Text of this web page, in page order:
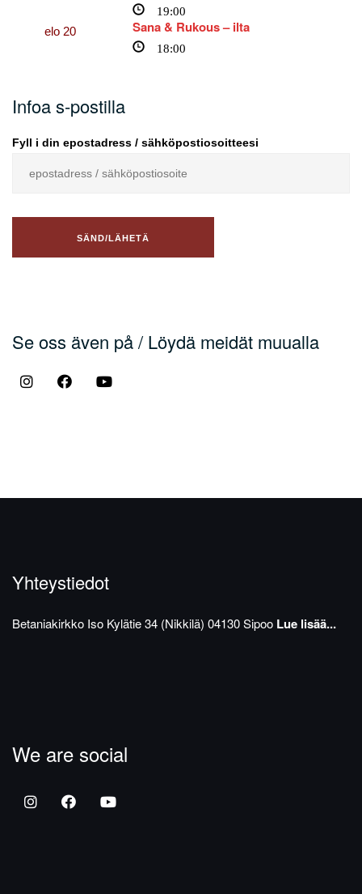
19:00
elo20 Sana & Rukous – ilta
18:00
Infoa s-postilla
Fyll i din epostadress / sähköpostiosoitteesi
Se oss även på / Löydä meidät muualla
Yhteystiedot
Betaniakirkko Iso Kylätie 34 (Nikkilä) 04130 Sipoo Lue lisää...
We are social